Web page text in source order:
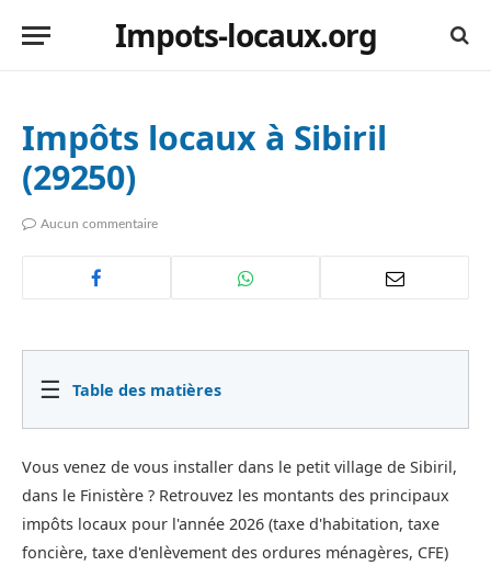
Impots-locaux.org
Impôts locaux à Sibiril
(29250)
Aucun commentaire
☰ Table des matières
Vous venez de vous installer dans le petit village de Sibiril,
dans le Finistère ? Retrouvez les montants des principaux
impôts locaux pour l'année 2026 (taxe d'habitation, taxe
foncière, taxe d'enlèvement des ordures ménagères, CFE)